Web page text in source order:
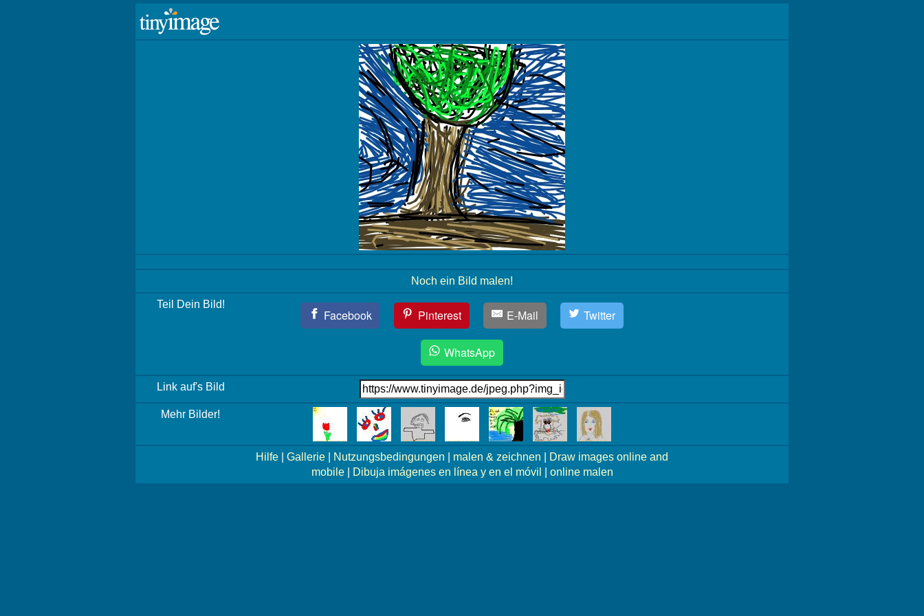
Noch ein Bild malen!
Teil Dein Bild!
Facebook Pinterest E-Mail Twitter
WhatsApp
Link auf's Bild
Mehr Bilder!
Hilfe Gallerie Nutzungsbedingungen malen & zeichnen
Draw images online and
mobile| Dibuja imágenes en línea y en el móvil online malen